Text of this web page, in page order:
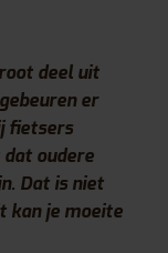
deel uit
er
fietsers
oudere
Dat is niet
kan je moeite